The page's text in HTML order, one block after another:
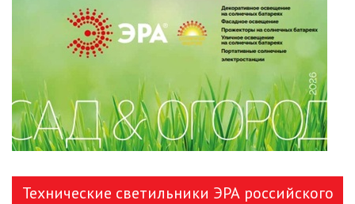
ЛЕНТЫ СВЕТОДИОДНЫЕ (LED
ЛЕНТЫ)
ЛИНЕЙНЫЕ СВЕТОДИОДНЫЕ
СВЕТИЛЬНИКИ
ЛЮСТРЫ
ОСВЕЩЕНИЯ (LED МОДУЛИ)
Технические светильники ЭРА российского